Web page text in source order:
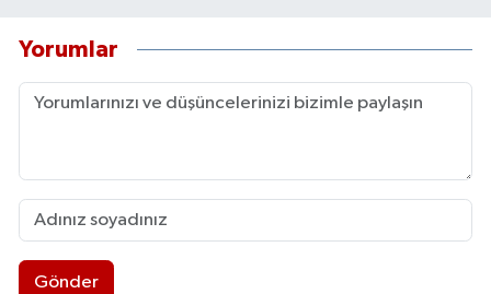
Yorumlar
Gönder